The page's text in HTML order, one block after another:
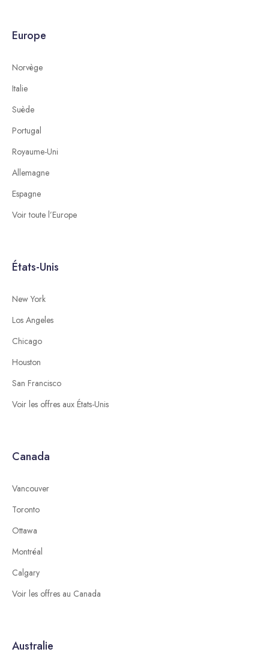
Europe
Norvège
Italie
Suède
Portugal
Royaume-Uni
Allemagne
Espagne
Voir toute l’Europe
États-Unis
New York
Los Angeles
Chicago
Houston
San Francisco
Voir les offres aux États-Unis
Canada
Vancouver
Toronto
Ottawa
Montréal
Calgary
Voir les offres au Canada
Australie